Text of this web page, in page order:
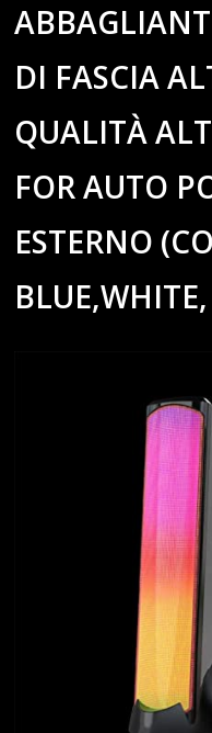
DI FASCIA
QUALITÀ
FOR AUTO
ESTERNO